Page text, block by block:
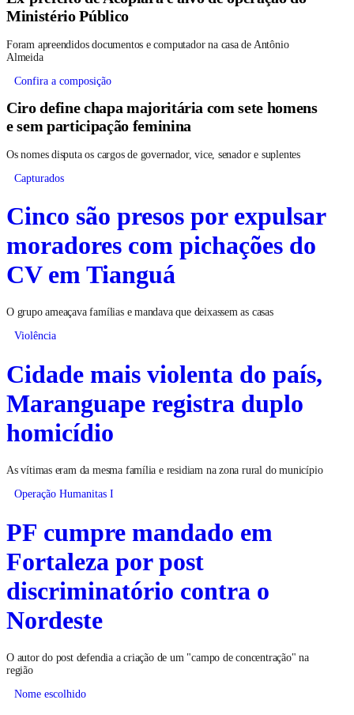
Ministério Público
Foram apreendidos documentos e computador na casa de Antônio
Almeida
Confira a composição
Ciro define chapa majoritária com sete homens
e sem participação feminina
Os nomes disputa os cargos de governador, vice, senador e suplentes
Capturados
Cinco são presos por expulsar
moradores com pichações do
CV em Tianguá
O grupo ameaçava famílias e mandava que deixassem as casas
Violência
Cidade mais violenta do país,
Maranguape registra duplo
homicídio
As vítimas eram da mesma família e residiam na zona rural do município
Operação Humanitas I
PF cumpre mandado em
Fortaleza por post
discriminatório contra o
Nordeste
O autor do post defendia a criação de um "campo de concentração" na
região
Nome escolhido